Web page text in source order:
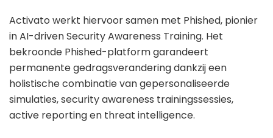
Activato werkt hiervoor samen met Phished, pionier
in AI-driven Security Awareness Training. Het
bekroonde Phished-platform garandeert
permanente gedragsverandering dankzij een
holistische combinatie van gepersonaliseerde
simulaties, security awareness trainingssessies,
active reporting en threat intelligence.